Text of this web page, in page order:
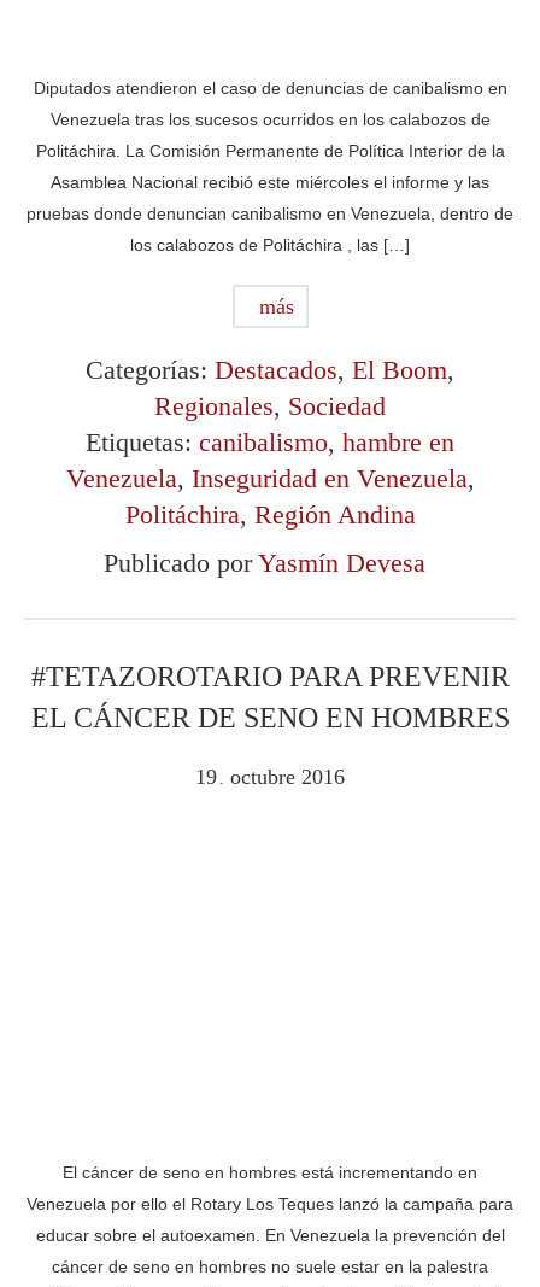
Diputados atendieron el caso de denuncias de canibalismo en
Venezuela tras los sucesos ocurridos en los calabozos de
Politáchira. La Comisión Permanente de Política Interior de la
Asamblea Nacional recibió este miércoles el informe y las
pruebas donde denuncian canibalismo en Venezuela, dentro de
los calabozos de Politáchira , las […]
más
Categorías: Destacados, El Boom,
Regionales, Sociedad
Etiquetas: canibalismo, hambre en
Venezuela, Inseguridad en Venezuela,
Politáchira, Región Andina
Publicado porYasmín Devesa
#TETAZOROTARIO PARA PREVENIR
EL CÁNCER DE SENO EN HOMBRES
19 . octubre 2016
El cáncer de seno en hombres está incrementando en
Venezuela por ello el Rotary Los Teques lanzó la campaña para
educar sobre el autoexamen. En Venezuela la prevención del
cáncer de seno en hombres no suele estar en la palestra